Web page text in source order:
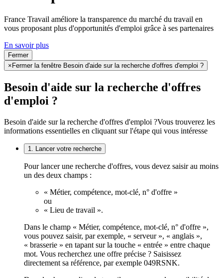
France Travail améliore la transparence du marché du travail en
vous proposant plus d'opportunités d'emploi grâce à ses partenaires
En savoir plus
Fermer
× Fermer la fenêtre Besoin d'aide sur la recherche d'offres d'emploi ?
Besoin d'aide sur la recherche d'offres
d'emploi ?
Besoin d'aide sur la recherche d'offres d'emploi ?Vous trouverez les
informations essentielles en cliquant sur l'étape qui vous intéresse
1. Lancer votre recherche
Pour lancer une recherche d'offres, vous devez saisir au moins
un des deux champs :
« Métier, compétence, mot-clé, n° d'offre »
ou
« Lieu de travail ».
Dans le champ « Métier, compétence, mot-clé, n° d'offre »,
vous pouvez saisir, par exemple, « serveur », « anglais »,
« brasserie » en tapant sur la touche « entrée » entre chaque
mot. Vous recherchez une offre précise ? Saisissez
directement sa référence, par exemple 049RSNK.